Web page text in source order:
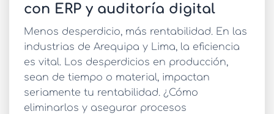
con ERP y auditoría digital
Menos desperdicio, más rentabilidad. En las
industrias de Arequipa y Lima, la eficiencia
es vital. Los desperdicios en producción,
sean de tiempo o material, impactan
seriamente tu rentabilidad. ¿Cómo
eliminarlos y asegurar procesos